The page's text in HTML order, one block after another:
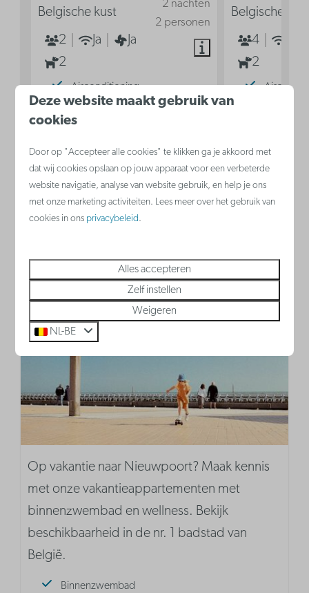
2 nachten
2 personen
Belgische kust
2
Ja
Ja
2
Airconditioning
Bekijken
Belgische
4
2
Dubbel
Nieuwpoort
België - Belgische kust
Op vakantie naar Nieuwpoort? Maak kennis
met onze vakantieappartementen met
binnenzwembad en wellness. Bekijk
beschikbaarheid in de nr. 1 badstad van
België.
Binnenzwembad
Deze website maakt gebruik van
cookies
Door op "Accepteer alle cookies" te klikken ga je akkoord met
dat wij cookies opslaan op jouw apparaat voor een verbeterde
website navigatie, analyse van website gebruik, en help je ons
met onze marketing activiteiten. Lees meer over het gebruik van
cookies in ons privacybeleid.
Alles accepteren
Zelf instellen
Weigeren
NL-BE